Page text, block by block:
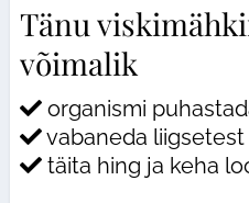
Tänu
võimalik
organismi
vabaneda liigsetest
täita hing ja keha